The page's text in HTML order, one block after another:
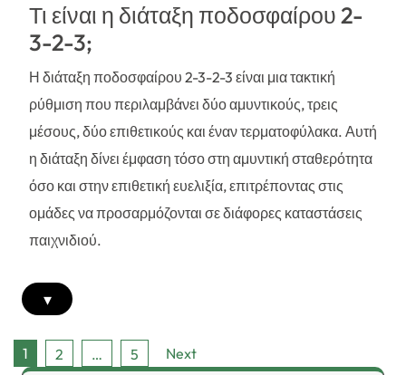
Τι είναι η διάταξη ποδοσφαίρου 2-
3-2-3;
Η διάταξη ποδοσφαίρου 2-3-2-3 είναι μια τακτική
ρύθμιση που περιλαμβάνει δύο αμυντικούς, τρεις
μέσους, δύο επιθετικούς και έναν τερματοφύλακα. Αυτή
η διάταξη δίνει έμφαση τόσο στη αμυντική σταθερότητα
όσο και στην επιθετική ευελιξία, επιτρέποντας στις
ομάδες να προσαρμόζονται σε διάφορες καταστάσεις
παιχνιδιού.
▾
Posts
1 2 … 5 Next